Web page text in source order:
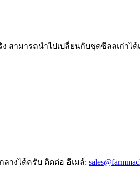
สามารถนำไปเปลี่ยนกับชุดซีลลเก่าไ
างได้ครับ ติดต่อ อีเมล์: